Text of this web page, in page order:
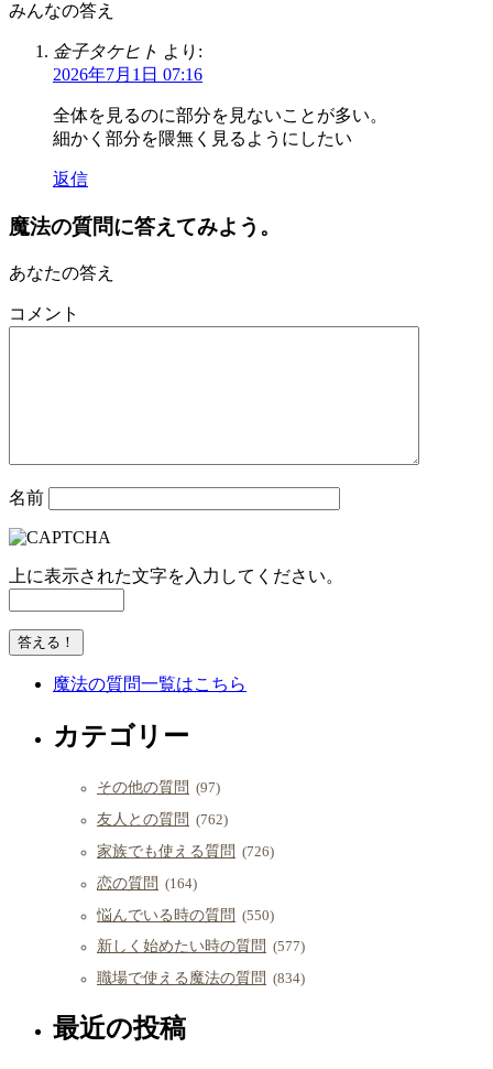
みんなの答え
金子タケヒト より:
2026年7月1日 07:16
全体を見るのに部分を見ないことが多い。
細かく部分を隈無く見るようにしたい
返信
魔法の質問に答えてみよう。
あなたの答え
コメント
名前
上に表示された文字を入力してください。
魔法の質問一覧はこちら
カテゴリー
その他の質問 (97)
友人との質問 (762)
家族でも使える質問 (726)
恋の質問 (164)
悩んでいる時の質問 (550)
新しく始めたい時の質問 (577)
職場で使える魔法の質問 (834)
最近の投稿